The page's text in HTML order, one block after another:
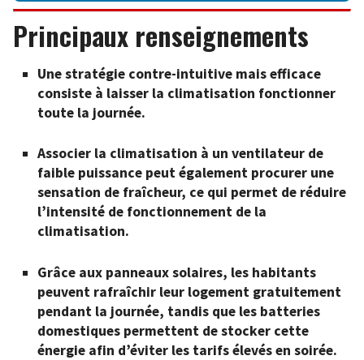
Principaux renseignements
Une stratégie contre-intuitive mais efficace
consiste à laisser la climatisation fonctionner
toute la journée.
Associer la climatisation à un ventilateur de
faible puissance peut également procurer une
sensation de fraîcheur, ce qui permet de réduire
l’intensité de fonctionnement de la
climatisation.
Grâce aux panneaux solaires, les habitants
peuvent rafraîchir leur logement gratuitement
pendant la journée, tandis que les batteries
domestiques permettent de stocker cette
énergie afin d’éviter les tarifs élevés en soirée.